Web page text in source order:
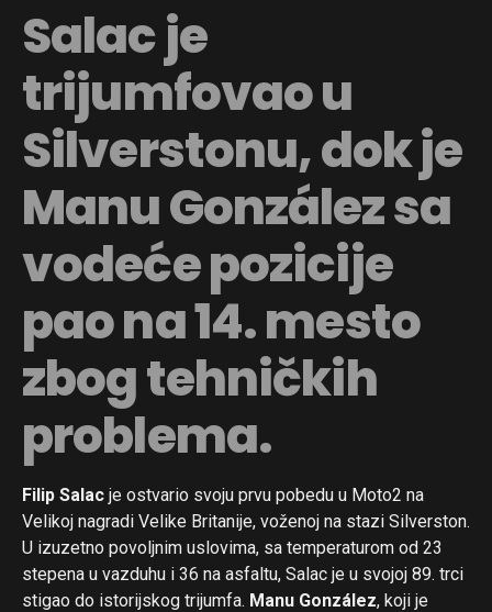
Salac je
trijumfovao u
Silverstonu, dok je
Manu González sa
vodeće pozicije
pao na 14. mesto
zbog tehničkih
problema.
Filip Salac je ostvario svoju prvu pobedu u Moto2 na
Velikoj nagradi Velike Britanije, voženoj na stazi Silverston.
U izuzetno povoljnim uslovima, sa temperaturom od 23
stepena u vazduhu i 36 na asfaltu, Salac je u svojoj 89. trci
stigao do istorijskog trijumfa. Manu González, koji je